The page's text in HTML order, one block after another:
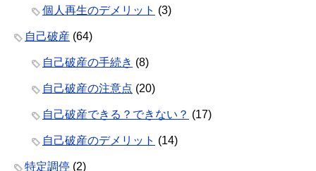
個人再生のデメリット (3)
自己破産 (64)
自己破産の手続き (8)
自己破産の注意点 (20)
自己破産できる？できない？ (17)
自己破産のデメリット (14)
特定調停 (2)